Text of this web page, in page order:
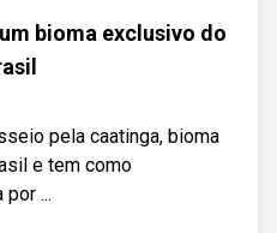
bioma exclusivo do
pela caatinga, bioma
e tem como
...